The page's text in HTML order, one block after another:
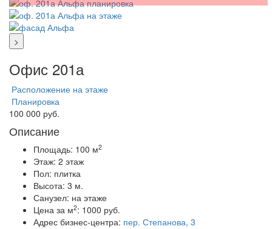
>
Офис 201а
Расположение на этаже
Планировка
100 000 руб.
Описание
Площадь: 100 м2
Этаж: 2 этаж
Пол: плитка
Высота: 3 м.
Санузел: на этаже
Цена за м2: 1000 руб.
Адрес бизнес-центра: пер. Степанова, 3